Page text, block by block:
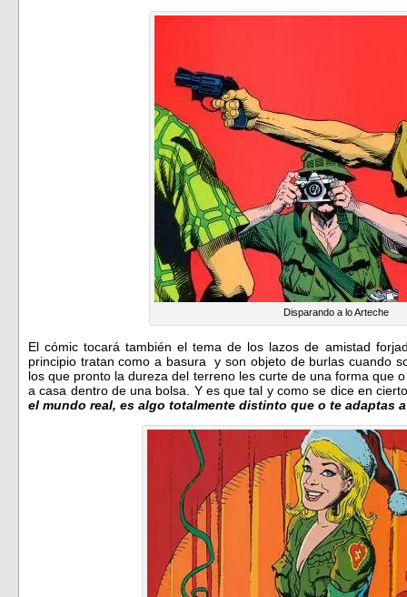
Disparando a lo Arteche
El cómic tocará también el tema de los lazos de amistad
principio tratan como a basura y son objeto de burlas cuando
los que pronto la dureza del terreno les curte de una forma que
a casa dentro de una bolsa. Y es que tal y como se dice en
el mundo real, es algo totalmente distinto que o te adaptas